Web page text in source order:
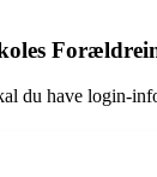
du have login-